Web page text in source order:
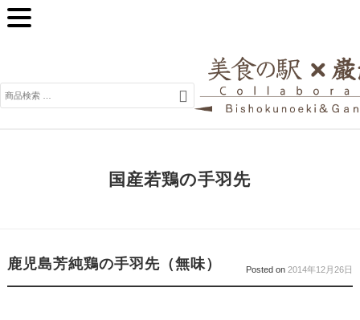
検
索
国産若鶏の手羽先
鹿児島芳純鶏の手羽先（無味） Posted on2014年12月26日